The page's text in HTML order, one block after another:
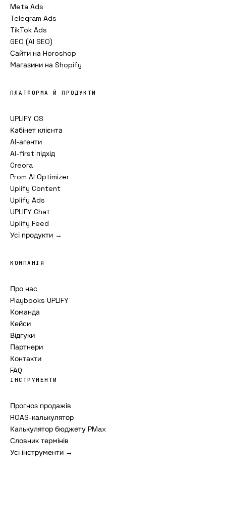
Meta Ads
Telegram Ads
TikTok Ads
GEO (AI SEO)
Сайти на Horoshop
Магазини на Shopify
ПЛАТФОРМА Й ПРОДУКТИ
UPLIFY OS
Кабінет клієнта
AI-агенти
AI-first підхід
Creora
Prom AI Optimizer
Uplify Content
Uplify Ads
UPLIFY Chat
Uplify Feed
Усі продукти →
КОМПАНІЯ
Про нас
Playbooks UPLIFY
Команда
Кейси
Відгуки
Партнери
Контакти
FAQ
ІНСТРУМЕНТИ
Прогноз продажів
ROAS-калькулятор
Калькулятор бюджету PMax
Словник термінів
Усі інструменти →